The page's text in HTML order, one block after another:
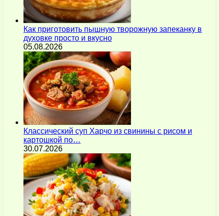
Как приготовить пышную творожную запеканку в
духовке просто и вкусно
05.08.2026
Классический суп Харчо из свинины с рисом и
картошкой по…
30.07.2026